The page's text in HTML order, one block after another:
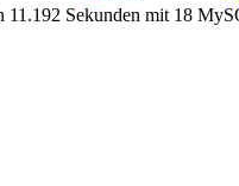
11.192 Sekunden mit 18